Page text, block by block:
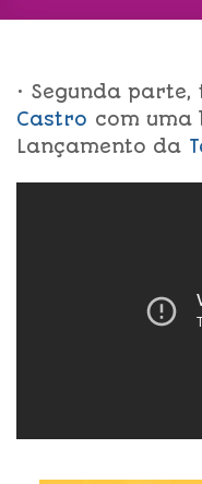
• Segunda
Castro com uma
Lançamento da